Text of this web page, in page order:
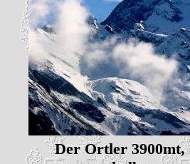
Der Ortler 3900mt,